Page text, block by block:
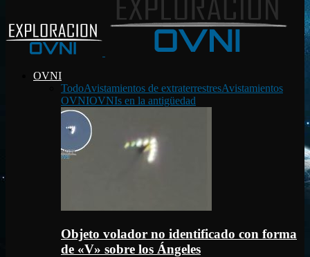
OVNI
TodoAvistamientos de extraterrestresAvistamientos
OVNIOVNIs en la antigüedad
Objeto volador no identificado con forma
de «V» sobre los Ángeles